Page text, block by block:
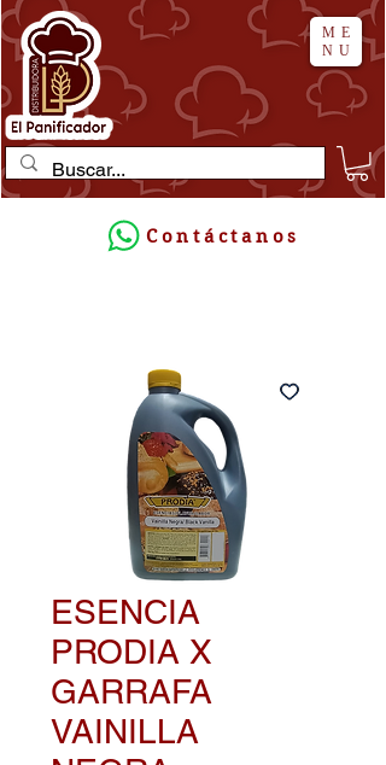
ME
NU
Contáctanos
ESENCIA
PRODIA X
GARRAFA
VAINILLA